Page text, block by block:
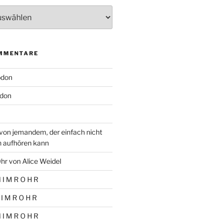
jemandem, der einfach nicht
aufhören kann
von Alice Weidel
I M R O H R
M R O H R
I M R O H R